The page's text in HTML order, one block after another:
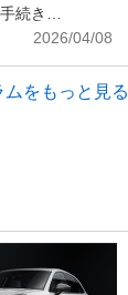
続き…
2026/04/08
をもっと見る